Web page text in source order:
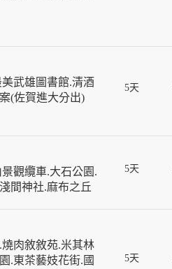
美武雄圖書館.清酒
(佐賀進大分出)
5天
景觀纜車.大石公園.
間神社.麻布之丘
5天
燒肉敘敘苑.米其林
.東茶藝妓花街.國
5天